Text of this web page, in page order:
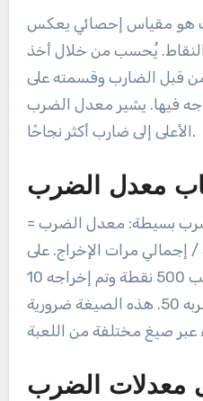
هو مقياس إحصائي يعكس
يُحسب من خلال أخذ
قبل الضارب وقسمته على
فيها. يشير معدل الضرب
الأعلى إلى ضارب أكثر نجاحًا.
معدل الضرب
بسيطة: معدل الضرب =
إجمالي مرات الإخراج. على
سبيل المثال، إذا سجل لاعب 500 نقطة وتم إخراجه 10
مرات، سيكون معدل ضربه 50. هذه الصيغة ضرورية
معدلات الضرب